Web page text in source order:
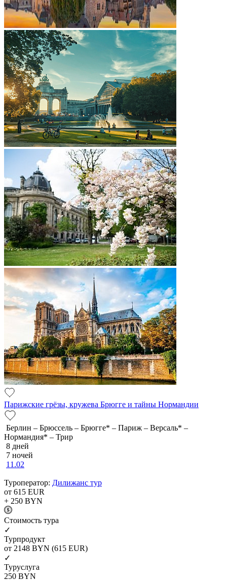
Парижские грёзы, кружева Брюгге и тайны Нормандии
Берлин – Брюссель – Брюгге* – Париж – Версаль* –
Нормандия* – Трир
8 дней
7 ночей
11.02
Туроператор: Дилижанс тур
от 615 EUR
+ 250 BYN
Cтоимость тура
✓
Турпродукт
от 2148 BYN (615 EUR)
✓
Туруслуга
250 BYN